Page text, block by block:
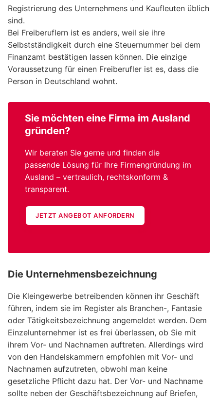
Registrierung des Unternehmens und Kaufleuten üblich
sind.
Bei Freiberuflern ist es anders, weil sie ihre
Selbstständigkeit durch eine Steuernummer bei dem
Finanzamt bestätigen lassen können. Die einzige
Voraussetzung für einen Freiberufler ist es, dass die
Person in Deutschland wohnt.
Sie möchten eine Firma im Ausland
gründen?
Wir beraten Sie gerne und finden die
passende Lösung für Ihre Firmengründung im
Ausland – vertraulich, rechtskonform &
transparent.
JETZT ANGEBOT ANFORDERN
Die Unternehmensbezeichnung
Die Kleingewerbe betreibenden können ihr Geschäft
führen, indem sie im Register als Branchen-, Fantasie
oder Tätigkeitsbezeichnung angemeldet werden. Dem
Einzelunternehmer ist es frei überlassen, ob Sie mit
ihrem Vor- und Nachnamen auftreten. Allerdings wird
von den Handelskammern empfohlen mit Vor- und
Nachnamen aufzutreten, obwohl man keine
gesetzliche Pflicht dazu hat. Der Vor- und Nachname
sollte neben der Geschäftsbezeichnung auf Briefen,